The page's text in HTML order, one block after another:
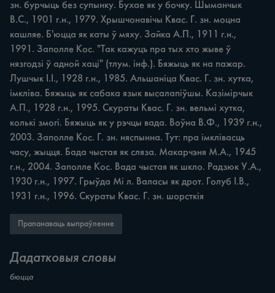
зн. бурчыць без супынку. Бухае як у бочку. Шыманчык
В.С., 1901 г.н., 1979. Хрышчонавічы Квас. Г. зн. моцна
кашляе. Б'юцца як каты ў мяху. Зайка А.П., 1911 г.н.,
1991. Заполле Кос. "Так кажуцъ пра тых хто жыве ў
нязгодзі ў адной хаці" (тлум. інф.). Бяжыць як на пажар.
Лушчык І.І., 1928 г.н., 1985. Альшаніца Квас. Г. зн. хутка,
імкліва. Бяжыць як сабака язык высалапіўшы. Казімірчык
А.П., 1928 г.н., 1995. Скураты Квас. Г. зн. вельмі хутка,
колькі змогі. Бяжыць як у рэчцы вада. Воўна В.Ф., 1939 г.н.,
2003. Заполле Кос. Г. зн. няспынна. Тут: пра імклівасць
часу, жыцця. Бада чыстая як сляза. Макарчэня М.А., 1945
г.н., 2004. Заполле Кос. Вада чыстая як шкло. Радзюк У.А.,
1930 г.н., 1997. Грыўда Mi л. Валасы як дрот. Голуб І.В.,
1931 г.н., 1996. Скураты Квас. Г. зн. шорсткія
Прапанаваць выпраўленне
Дадатковыя словы
бюцца